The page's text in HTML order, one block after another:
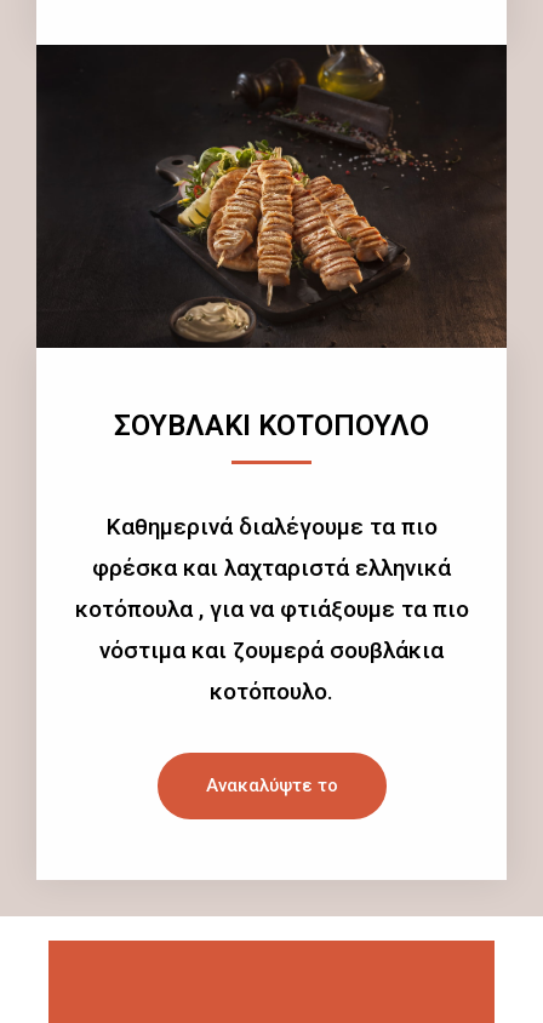
ΣΟΥΒΛΑΚΙ ΚΟΤΟΠΟΥΛΟ
Καθημερινά διαλέγουμε τα πιο
φρέσκα και λαχταριστά ελληνικά
κοτόπουλα , για να φτιάξουμε τα πιο
νόστιμα και ζουμερά σουβλάκια
κοτόπουλο.
Ανακαλύψτε το